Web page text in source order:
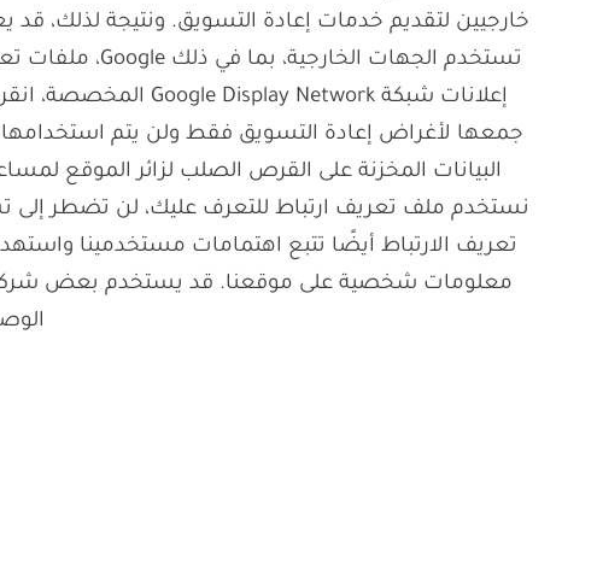
جمعها لأغراض إعادة التسويق فقط ولن يتم
البيانات المخزنة على القرص الصلب لزائر الموقع
نستخدم ملف تعريف ارتباط للتعرف عليك، لن تضطر إلى
تعريف الارتباط أيضًا تتبع اهتمامات مستخدمينا
معلومات شخصية على موقعنا. قد يستخدم بعض شركائنا